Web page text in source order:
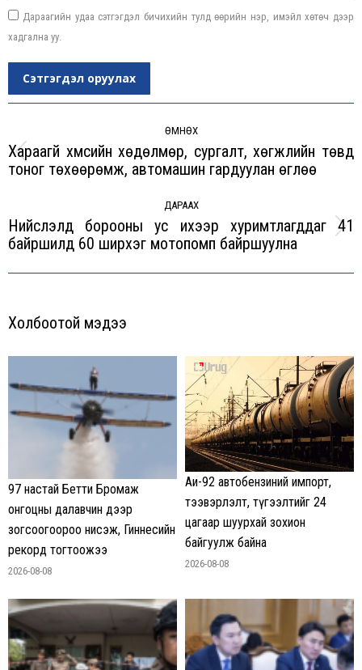
Дараагийн удаа сэтгэгдэл бичихийн тулд өөрийн нэр, имэйл хөтөч дээр
хадгална уу.
Сэтгэгдэл оруулах
ӨМНӨХ
Previous
Хараагүй хүмүүсийн хөдөлмөр, сургалт, хөгжлийн төвд
тоног төхөөрөмж, автомашин гардуулан өглөө
ДАРААХ
Next
Нийслэлд борооны ус ихээр хуримтлагддаг 41
байршилд 60 ширхэг мотопомп байршуулна
Холбоотой мэдээ
97 настай Бетти Бромаж
онгоцны далавчин дээр
зогсоогоороо нисэж, Гиннесийн
рекорд тогтоожээ
2026-08-08
Аи-92 автобензиний импорт,
тээвэрлэлт, түгээлтийг 24
цагаар шуурхай зохион
байгуулж байна
2026-08-08